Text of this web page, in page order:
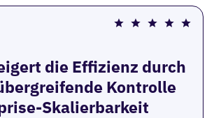
die Effizienz durch
Kontrolle
Skalierbarkeit